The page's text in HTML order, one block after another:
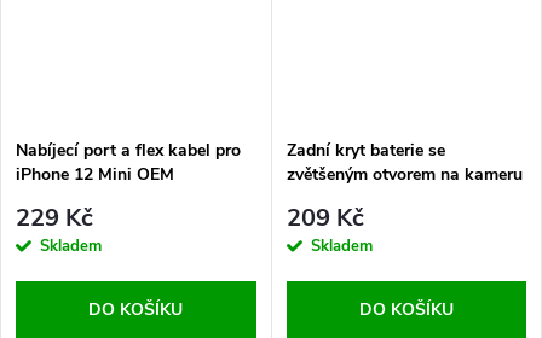
Nabíjecí port a flex kabel pro
iPhone 12 Mini OEM
229 Kč
Skladem
DO KOŠÍKU
Zadní kryt baterie se
zvětšeným otvorem na kameru
OEM - Bílý
209 Kč
Skladem
DO KOŠÍKU